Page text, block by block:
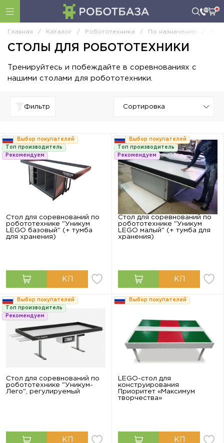
Главная / Каталог / Робототехника / По назначению
СТОЛЫ ДЛЯ РОБОТОТЕХНИКИ
Тренируйтесь и побеждайте в соревнованиях с
нашими столами для робототехники.
Фильтр
Выбор покупателей
Топ производитель
Рекомендуем
Стол для соревнований по
робототехнике "Уникум
LEGO базовый" (+ тумба
для хранения)
Выбор покупателей
Топ производитель
Рекомендуем
Стол для соревнований по
робототехнике "Уникум
LEGO малый" (+ тумба для
хранения)
Выбор покупателей
Топ производитель
Рекомендуем
Стол для соревнований по
робототехнике "Уникум-
Лего", регулируемый
Выбор покупателей
LEGO-стол для
конструирования
Приоритет «Максимум
творчества»